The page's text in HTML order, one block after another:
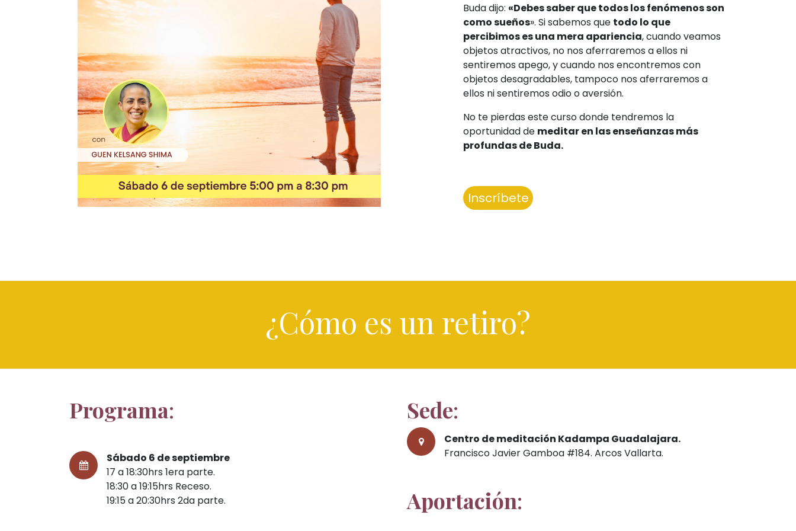
Buda dijo: «Debes saber que todos los fenómenos son
como sueños». Si sabemos que todo lo que
percibimos es una mera apariencia, cuando veamos
objetos atractivos, no nos aferraremos a ellos ni
sentiremos apego, y cuando nos encontremos con
objetos desagradables, tampoco nos aferraremos a
ellos ni sentiremos odio o aversión.
No te pierdas este curso donde tendremos la
oportunidad de meditar en las enseñanzas más
profundas de Buda.
Inscríbete
¿Cómo es un retiro?
Programa:
Sábado 6 de septiembre
17 a 18:30hrs 1era parte.
18:30 a 19:15hrs Receso.
19:15 a 20:30hrs 2da parte.
Sede:
Centro de meditación Kadampa Guadalajara.
Francisco Javier Gamboa #184. Arcos Vallarta.
Aportación: